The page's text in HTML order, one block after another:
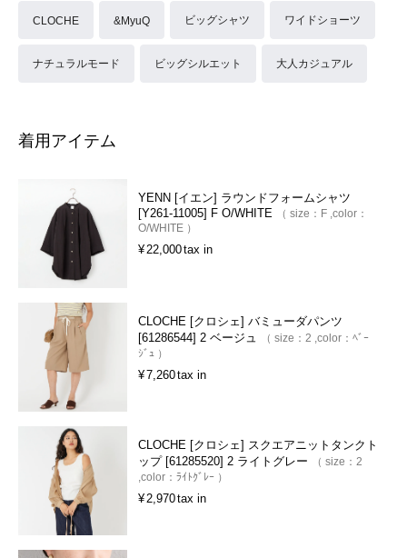
CLOCHE &MyuQ ビッグシャツ ワイドショーツ
ナチュラルモード ビッグシルエット 大人カジュアル
着用アイテム
YENN [イエン] ラウンドフォームシャツ
[Y261-11005] F O/WHITE
size： F color：
O/WHITE
¥22,000tax in
CLOCHE [クロシェ] バミューダパンツ
[61286544] 2 ベージュ
size： 2 color： ﾍﾞｰ
ｼﾞｭ
¥7,260tax in
CLOCHE [クロシェ] スクエアニットタンクト
ップ [61285520] 2 ライトグレー
size： 2
color： ﾗｲﾄｸﾞﾚｰ
¥2,970tax in